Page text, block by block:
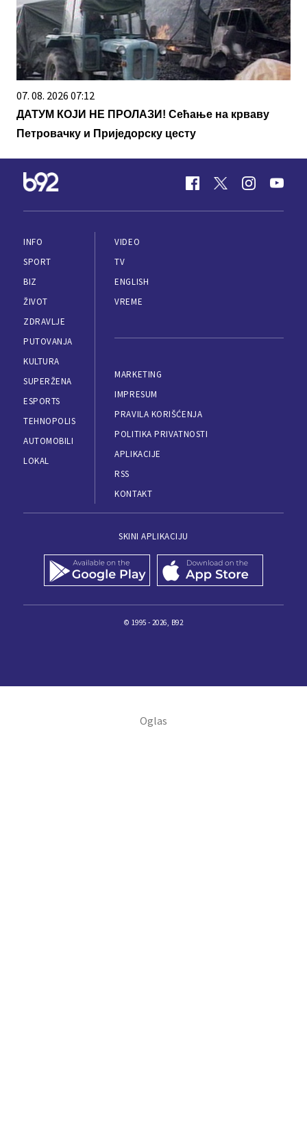
07. 08. 2026 07:12
ДАТУМ КОЈИ НЕ ПРОЛАЗИ! Сећање на крваву
Петровачку и Приједорску цесту
INFO
SPORT
BIZ
ŽIVOT
ZDRAVLJE
PUTOVANJA
KULTURA
SUPERŽENA
ESPORTS
TEHNOPOLIS
AUTOMOBILI
LOKAL
VIDEO
TV
ENGLISH
VREME
MARKETING
IMPRESUM
PRAVILA KORIŠĆENJA
POLITIKA PRIVATNOSTI
APLIKACIJE
RSS
KONTAKT
SKINI APLIKACIJU
© 1995 - 2026, B92